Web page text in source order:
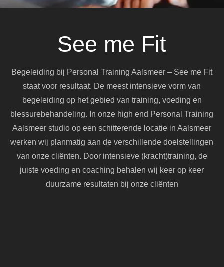
See me Fit
Begeleiding bij Personal Training Aalsmeer – See me Fit
staat voor resultaat. De meest intensieve vorm van
begeleiding op het gebied van training, voeding en
blessurebehandeling. In onze high end Personal Training
Aalsmeer studio op een schitterende locatie in Aalsmeer
werken wij planmatig aan de verschillende doelstellingen
van onze cliënten. Door intensieve (kracht)training, de
juiste voeding en coaching behalen wij keer op keer
duurzame resultaten bij onze cliënten